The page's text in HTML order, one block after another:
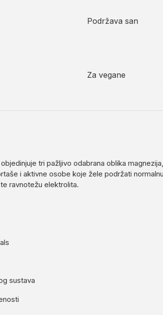
Podržava san
Za vegane
tri pažljivo odabrana oblika
i aktivne osobe koje žele podržati
ravnotežu elektrolita.
sustava